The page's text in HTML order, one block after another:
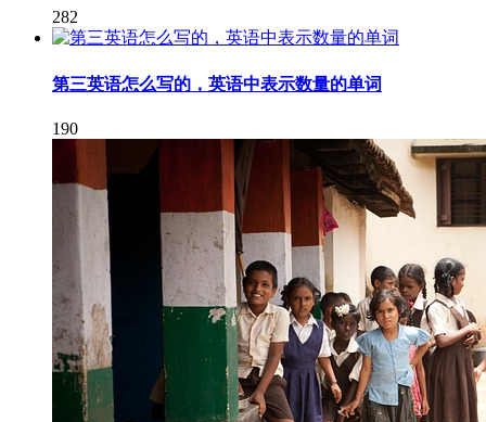
282
第三英语怎么写的，英语中表示数量的单词
190